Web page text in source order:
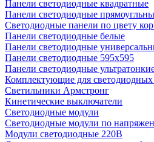
Панели светодиодные квадратные
Панели светодиодные
Светодиодные панели по цвету
Панели светодиодные белые
Панели светодиодные
Панели светодиодные 595х595
Панели светодиодные
Комплектующие для светодиодных
Светильники Армстронг
Кинетические выключатели
Светодиодные модули
Светодиодные модули по
Модули светодиодные 220В